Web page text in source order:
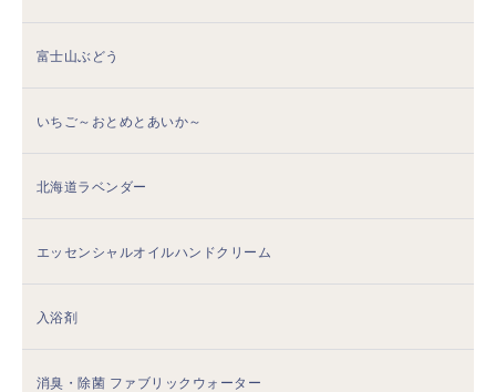
富士山ぶどう
いちご～おとめとあいか～
北海道ラベンダー
エッセンシャルオイルハンドクリーム
入浴剤
消臭・除菌 ファブリックウォーター